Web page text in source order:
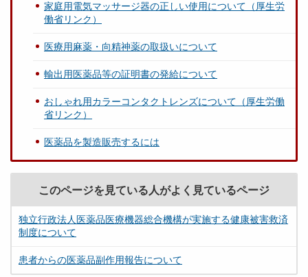
家庭用電気マッサージ器の正しい使用について（厚生労
働省リンク）
医療用麻薬・向精神薬の取扱いについて
輸出用医薬品等の証明書の発給について
おしゃれ用カラーコンタクトレンズについて（厚生労働
省リンク）
医薬品を製造販売するには
このページを見ている人がよく見ているページ
独立行政法人医薬品医療機器総合機構が実施する健康被害救済
制度について
患者からの医薬品副作用報告について